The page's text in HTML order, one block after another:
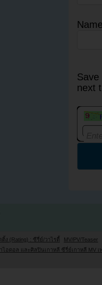
next
ติ้ง (Rating) : ซีรี่ย์/วาไรตี้
MV/PV/Teaser
ไอดอล และศิลปินเกาหลี ซีรี่ย์เกาหลี MV